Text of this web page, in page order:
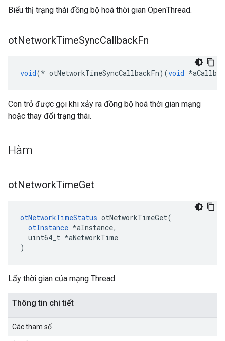
Biểu thị trạng thái đồng bộ hoá thời gian OpenThread.
otNetworkTimeSyncCallbackFn
void(* otNetworkTimeSyncCallbackFn)(void *
Con trỏ được gọi khi xảy ra đồng bộ hoá thời gian mạng
hoặc thay đổi trạng thái.
Hàm
otNetworkTimeGet
otNetworkTimeStatus otNetworkTimeGet(
otInstance *aInstance,
uint64_t *aNetworkTime
)
Lấy thời gian của mạng Thread.
Thông tin chi tiết
Các tham số